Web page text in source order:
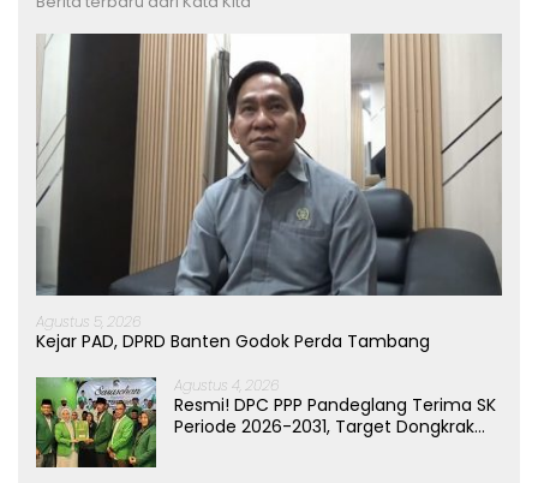
Agustus 5, 2026
Kejar PAD, DPRD Banten Godok Perda Tambang
Agustus 4, 2026
Resmi! DPC PPP Pandeglang Terima SK
Periode 2026-2031, Target Dongkrak